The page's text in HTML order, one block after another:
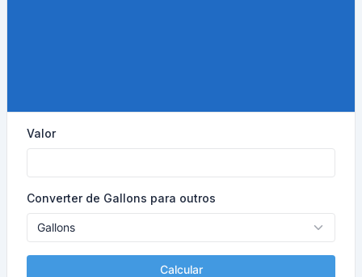
Valor
Converter de Gallons para outros
Calcular